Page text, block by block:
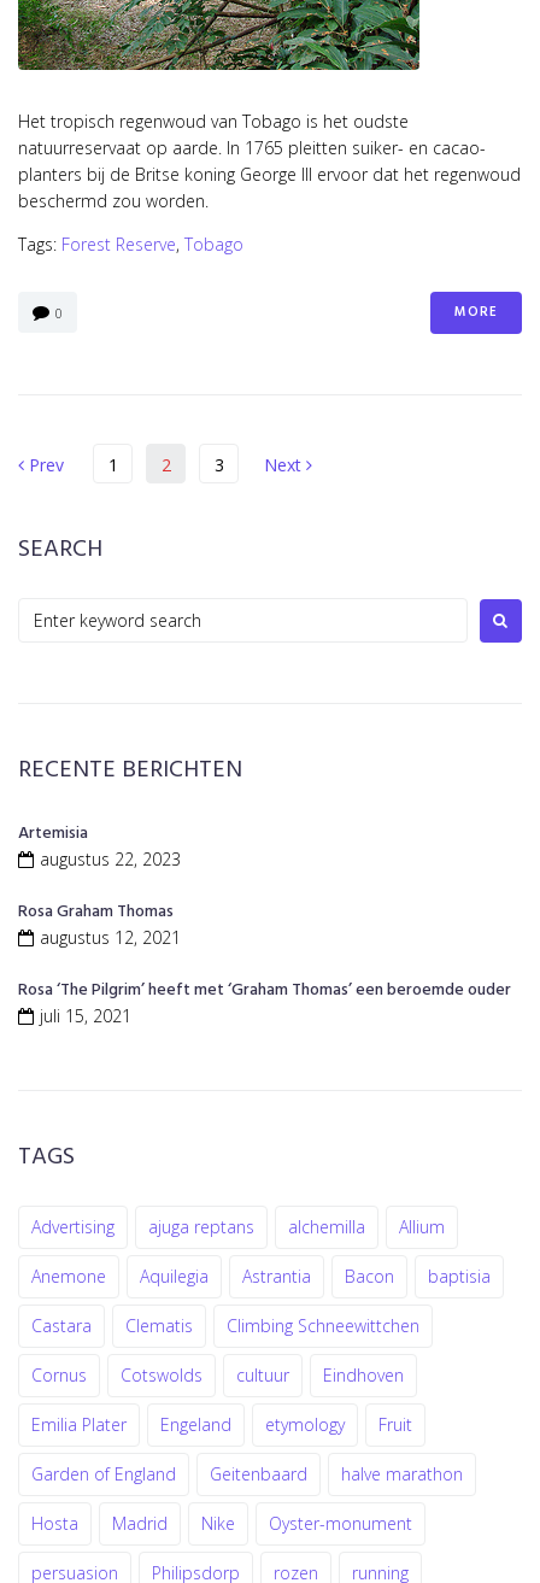
Het tropisch regenwoud van Tobago is het oudste
natuurreservaat op aarde. In 1765 pleitten suiker- en cacao-
planters bij de Britse koning George III ervoor dat het regenwoud
beschermd zou worden.
Tags: Forest Reserve, Tobago
0 MORE
Berichten
PrevPrev 1 2 3 Next
Next
SEARCH
Search
RECENTE BERICHTEN
Artemisia
augustus 22, 2023
Rosa Graham Thomas
augustus 12, 2021
Rosa ‘The Pilgrim’ heeft met ‘Graham Thomas’ een beroemde ouder
juli 15, 2021
TAGS
Advertising ajuga reptans alchemilla Allium
Anemone Aquilegia Astrantia Bacon baptisia
Castara Clematis Climbing Schneewittchen
Cornus Cotswolds cultuur Eindhoven
Emilia Plater Engeland etymology Fruit
Garden of England Geitenbaard halve marathon
Hosta Madrid Nike Oyster-monument
persuasion Philipsdorp rozen running